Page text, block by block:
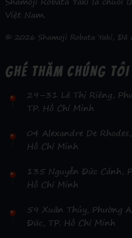
Việt Nam.
© 2026 Shamoji Robata Yaki, Đã
GHÉ THĂM CHÚNG TÔI
29–31 Lê Thị Riêng,
TP. Hồ Chí Minh
04 Alexandre De
Hồ Chí Minh
135 Nguyễn Đức Cảnh,
Hồ Chí Minh
59 Xuân Thủy, Phường
Đức, TP. Hồ Chí Minh